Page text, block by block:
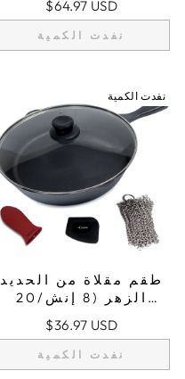
قلي + 2 أغطية مقابض
من السيليكون
$64.97 USD
نفدت الكمية
نفدت الكمية
طقم مقلاة من الحديد
الزهر (8 إنش/20
سم)، حامل قدر من
السيليكون، غطاء
زجاجي، منظف الحديد
الزهر، مكشطة
$36.97 USD
نفدت الكمية